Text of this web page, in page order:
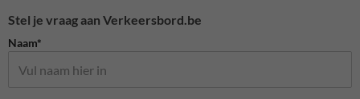
Stel je vraag aan Verkeersbord.be
Naam*